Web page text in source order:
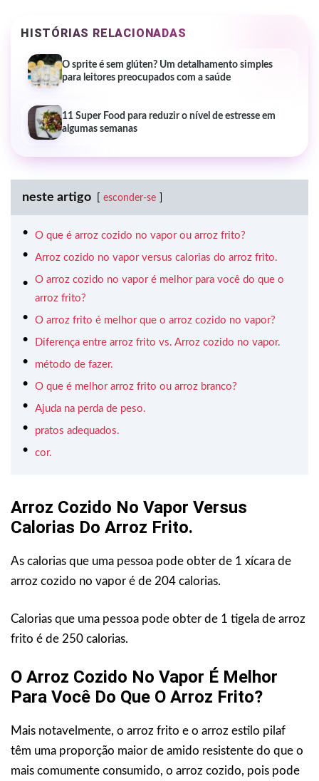
HISTÓRIAS RELACIONADAS
O sprite é sem glúten? Um detalhamento simples
para leitores preocupados com a saúde
11 Super Food para reduzir o nível de estresse em
algumas semanas
neste artigo esconder-se
O que é arroz cozido no vapor ou arroz frito?
Arroz cozido no vapor versus calorias do arroz frito.
O arroz cozido no vapor é melhor para você do que o
arroz frito?
O arroz frito é melhor que o arroz cozido no vapor?
Diferença entre arroz frito vs. Arroz cozido no vapor.
método de fazer.
O que é melhor arroz frito ou arroz branco?
Ajuda na perda de peso.
pratos adequados.
cor.
Arroz Cozido No Vapor Versus
Calorias Do Arroz Frito.
As calorias que uma pessoa pode obter de 1 xícara de
arroz cozido no vapor é de 204 calorias.
Calorias que uma pessoa pode obter de 1 tigela de arroz
frito é de 250 calorias.
O Arroz Cozido No Vapor É Melhor
Para Você Do Que O Arroz Frito?
Mais notavelmente, o arroz frito e o arroz estilo pilaf
têm uma proporção maior de amido resistente do que o
mais comumente consumido, o arroz cozido, pois pode